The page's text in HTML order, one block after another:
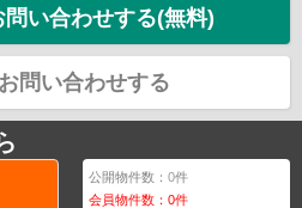
問い合わせする(無料)
問い合わせする
公開物件数：0件
会員物件数：0件